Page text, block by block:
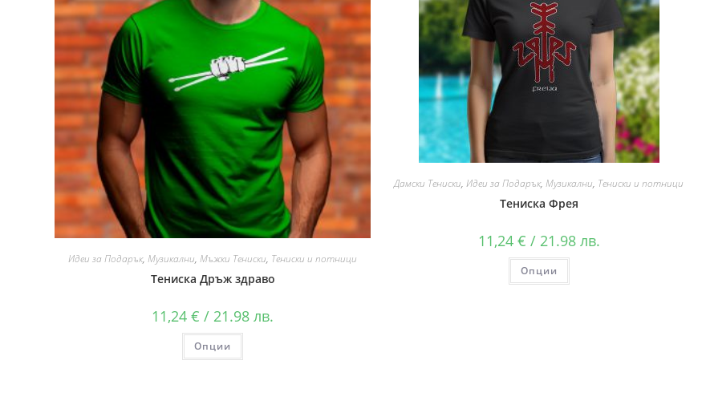
Идеи за Подарък,Музикални,Мъжки Тениски, Тениски и потници
Тениска Дръж здраво
11,24€ / 21.98 лв.
Опции
Дамски Тениски,Идеи за Подарък,Музикални, Тениски и потници
Тениска Фрея
11,24 € / 21.98 лв.
Опции